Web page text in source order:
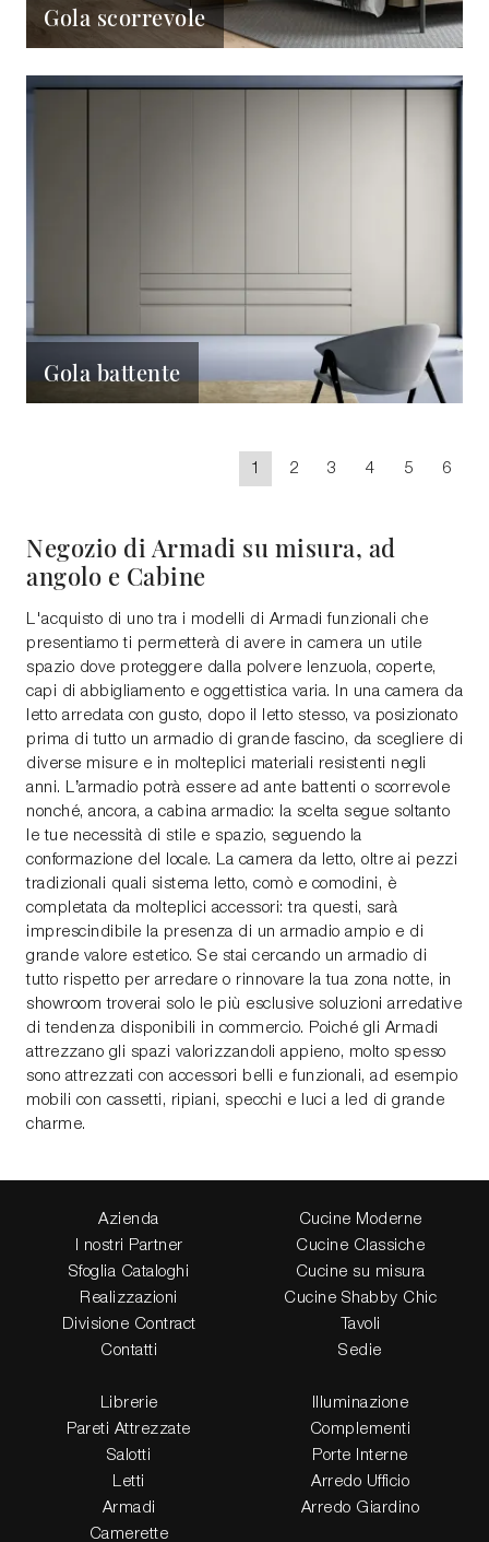
Gola scorrevole
Gola battente
1 2 3 4 5 6
Negozio di Armadi su misura, ad
angolo e Cabine
L'acquisto di uno tra i modelli di Armadi funzionali che
presentiamo ti permetterà di avere in camera un utile
spazio dove proteggere dalla polvere lenzuola, coperte,
capi di abbigliamento e oggettistica varia. In una camera da
letto arredata con gusto, dopo il letto stesso, va posizionato
prima di tutto un armadio di grande fascino, da scegliere di
diverse misure e in molteplici materiali resistenti negli
anni. L’armadio potrà essere ad ante battenti o scorrevole
nonché, ancora, a cabina armadio: la scelta segue soltanto
le tue necessità di stile e spazio, seguendo la
conformazione del locale. La camera da letto, oltre ai pezzi
tradizionali quali sistema letto, comò e comodini, è
completata da molteplici accessori: tra questi, sarà
imprescindibile la presenza di un armadio ampio e di
grande valore estetico. Se stai cercando un armadio di
tutto rispetto per arredare o rinnovare la tua zona notte, in
showroom troverai solo le più esclusive soluzioni arredative
di tendenza disponibili in commercio. Poiché gli Armadi
attrezzano gli spazi valorizzandoli appieno, molto spesso
sono attrezzati con accessori belli e funzionali, ad esempio
mobili con cassetti, ripiani, specchi e luci a led di grande
charme.
Azienda
I nostri Partner
Sfoglia Cataloghi
Realizzazioni
Divisione Contract
Contatti
Cucine Moderne
Cucine Classiche
Cucine su misura
Cucine Shabby Chic
Tavoli
Sedie
Librerie
Pareti Attrezzate
Salotti
Letti
Armadi
Camerette
Illuminazione
Complementi
Porte Interne
Arredo Ufficio
Arredo Giardino